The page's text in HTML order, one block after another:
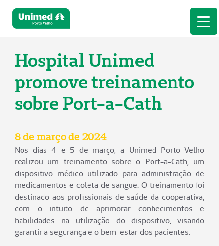
Hospital Unimed
promove treinamento
sobre Port-a-Cath
8 de março de 2024
Nos dias 4 e 5 de março, a Unimed Porto Velho
realizou um treinamento sobre o Port-a-Cath, um
dispositivo médico utilizado para administração de
medicamentos e coleta de sangue. O treinamento foi
destinado aos profissionais de saúde da cooperativa,
com o intuito de aprimorar conhecimentos e
habilidades na utilização do dispositivo, visando
garantir a segurança e o bem-estar dos pacientes.